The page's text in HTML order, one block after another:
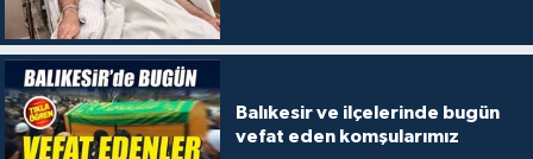
Balıkesir ve ilçelerinde bugün
vefat eden komşularımız